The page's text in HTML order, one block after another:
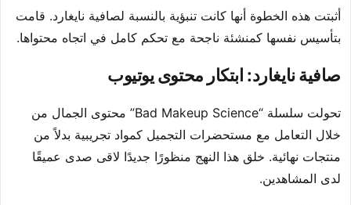
أثبتت هذه الخطوة أنها كانت تنبؤية بالنسبة لصافية نايغارد. قامت
بتأسيس نفسها كمنشئة ناجحة مع تحكم كامل في اتجاه محتواها.
صافية نايغارد: ابتكار محتوى يوتيوب
تحولت سلسلة “Bad Makeup Science” محتوى الجمال من
خلال التعامل مع مستحضرات التجميل كمواد تجريبية بدلاً من
منتجات نهائية. خلق هذا النهج منظورًا جديدًا لاقى صدى عميقًا
لدى المشاهدين.